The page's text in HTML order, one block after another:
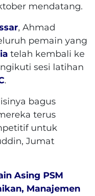
mendatang.
, Ahmad
pemain yang
telah kembali ke
sesi latihan
.
bagus
terus
untuk
Jumat
Asing PSM
Manajemen